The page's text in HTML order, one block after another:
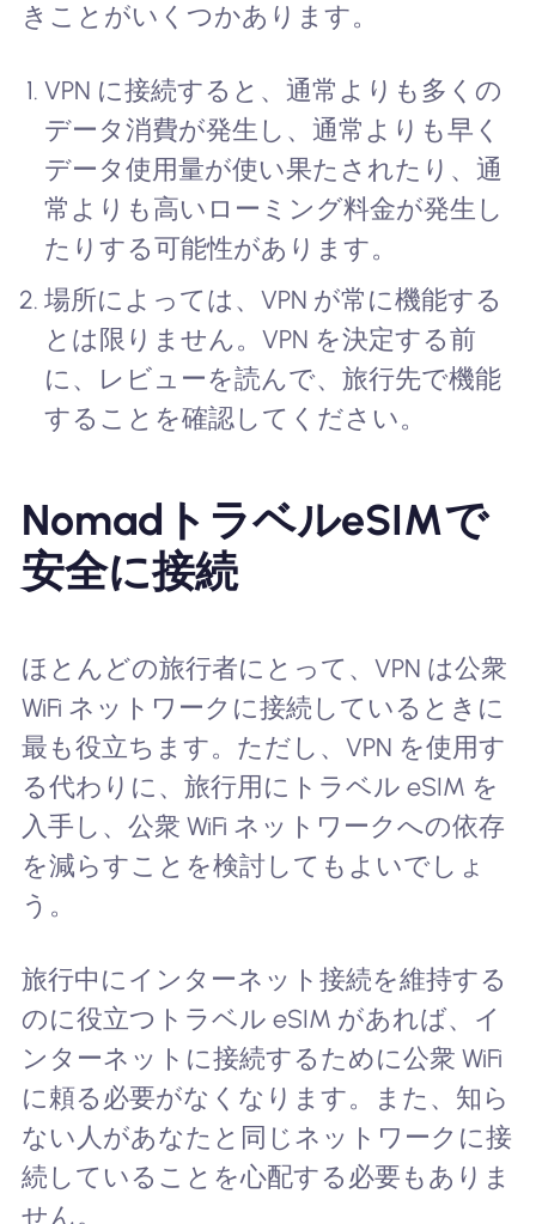
きことがいくつかあります。
VPN に接続すると、通常よりも多くの
データ消費が発生し、通常よりも早く
データ使用量が使い果たされたり、通
常よりも高いローミング料金が発生し
たりする可能性があります。
場所によっては、VPN が常に機能する
とは限りません。VPN を決定する前
に、レビューを読んで、旅行先で機能
することを確認してください。
NomadトラベルeSIMで
安全に接続
ほとんどの旅行者にとって、VPN は公衆
WiFi ネットワークに接続しているときに
最も役立ちます。ただし、VPN を使用す
る代わりに、旅行用にトラベル eSIM を
入手し、公衆 WiFi ネットワークへの依存
を減らすことを検討してもよいでしょ
う。
旅行中にインターネット接続を維持する
のに役立つトラベル eSIM があれば、イ
ンターネットに接続するために公衆 WiFi
に頼る必要がなくなります。また、知ら
ない人があなたと同じネットワークに接
続していることを心配する必要もありま
せん。